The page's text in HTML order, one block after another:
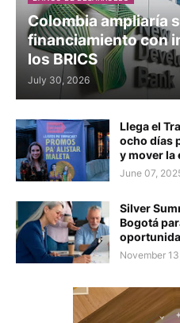
Colombia ampliaría
financiamiento con
los BRICS
July 30, 2026
Llega el
ocho días
y mover la
June 07,
Silver
Bogotá
November